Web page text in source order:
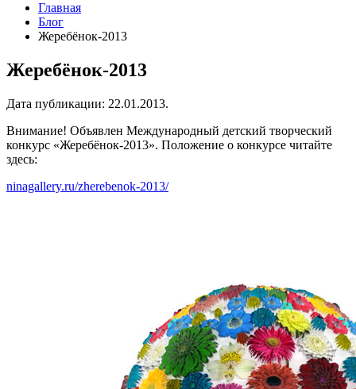
Главная
Блог
Жеребёнок-2013
Жеребёнок-2013
Дата публикации: 22.01.2013.
Внимание! Объявлен Международный детский творческий
конкурс «Жеребёнок-2013». Положение о конкурсе читайте
здесь:
ninagallery.ru/zherebenok-2013/